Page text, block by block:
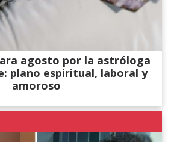
agosto por la astróloga
plano espiritual, laboral y
amoroso